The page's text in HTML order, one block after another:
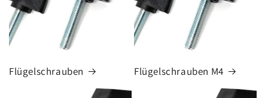
Flügelschrauben Flügelschrauben M4